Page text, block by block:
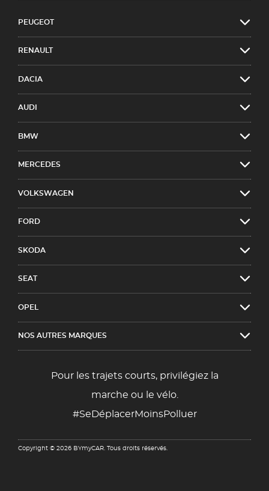
PEUGEOT
RENAULT
DACIA
AUDI
BMW
MERCEDES
VOLKSWAGEN
FORD
SKODA
SEAT
OPEL
NOS AUTRES MARQUES
Pour les trajets courts, privilégiez la
marche ou le vélo.
#SeDéplacerMoinsPolluer
Copyright © 2026 BYmyCAR. Tous droits réservés.